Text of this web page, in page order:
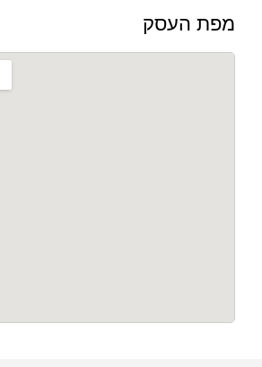
מפת העסק